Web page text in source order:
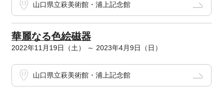
山口県立萩美術館・浦上記念館
華麗なる色絵磁器
2022年11月19日（土） ～ 2023年4月9日（日）
山口県立萩美術館・浦上記念館